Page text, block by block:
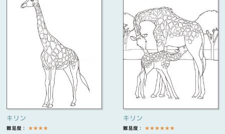
キリン
難易度： ★★★★
キリン
難易度： ★★★★★★